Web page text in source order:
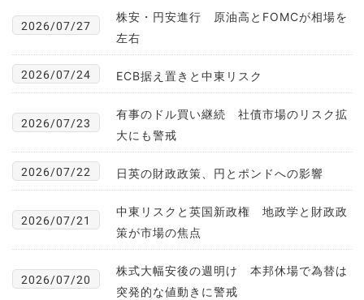
2026/07/27
株安・円安進行 原油高とFOMCが相場を
左右
2026/07/24 ECB据え置きと中東リスク
2026/07/23
有事のドル買い継続 社債市場のリスク拡
大にも警戒
2026/07/22 日英の財政政策、円とポンドへの影響
2026/07/21
中東リスクと英国新政権 地政学と財政政
策が市場の焦点
2026/07/20
株式大幅安後の週明け 本邦休場で為替は
突発的な値動きに警戒